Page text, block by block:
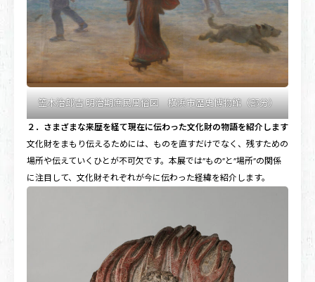
笠木治郎吉 明治期庶民風俗図 横浜市歴史博物館（部分）
２．さまざまな来歴を経て現在に伝わった文化財の物語を紹介します
文化財をまもり伝えるためには、ものを直すだけでなく、残すための
場所や伝えていくひとが不可欠です。本展では”もの”と”場所”の関係
に注目して、文化財それぞれが今に伝わった経緯を紹介します。